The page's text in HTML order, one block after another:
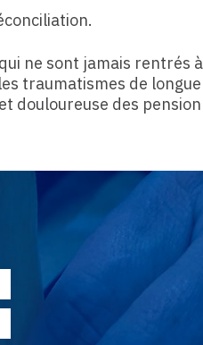
ne sont jamais rentrés
traumatismes de
douloureuse des